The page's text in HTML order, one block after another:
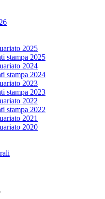
2025
stampa 2025
2024
stampa 2024
2023
stampa 2023
2022
stampa 2022
2021
2020